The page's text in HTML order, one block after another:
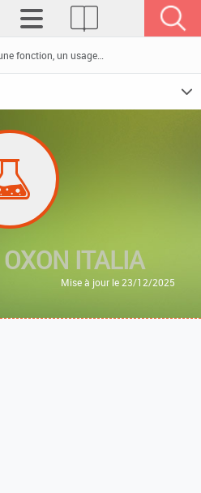
OXON ITALIA
Mise à jour le 23/12/2025